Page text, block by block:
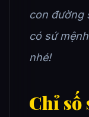
con đường
có sứ
nhé!
Chỉ số